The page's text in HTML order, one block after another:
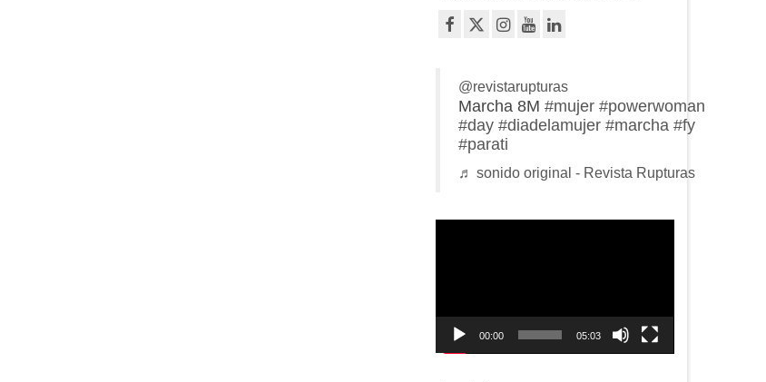
@revistarupturas
Marcha 8M #mujer #powerwoman
#day #diadelamujer #marcha #fy
#parati
♬ sonido original - Revista Rupturas
00:00 05:03